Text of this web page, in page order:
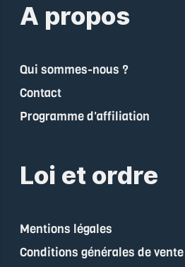
A propos
Qui sommes-nous ?
Contact
Programme d'affiliation
Loi et ordre
Mentions légales
Conditions générales de vente